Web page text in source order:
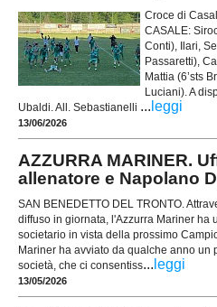
Croce di
CASALE:
Conti), Ilari,
Passaretti),
Mattia (6’sts
Luciani). A
Ubaldi. All. Sebastianelli ... leggi
13/06/2026
AZZURRA MARINER.
allenatore e Napolano
SAN BENEDETTO DEL TRONTO.
diffuso in giornata, l'Azzurra Mariner ha
societario in vista della prossimo
Mariner ha avviato da qualche anno un
società, che ci consentiss... leggi
13/05/2026